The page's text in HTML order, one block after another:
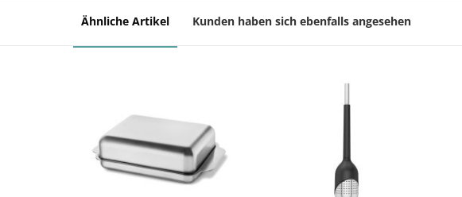
Ähnliche Artikel Kunden haben sich ebenfalls angesehen